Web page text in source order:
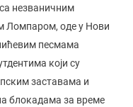
незваничним
Ломпаром, оде у Нови
песмама
који су
заставама и
блокадама за време